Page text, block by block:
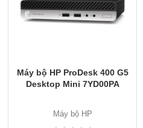
Máy bộ HP ProDesk 400 G5
Desktop Mini 7YD00PA
Máy bộ HP